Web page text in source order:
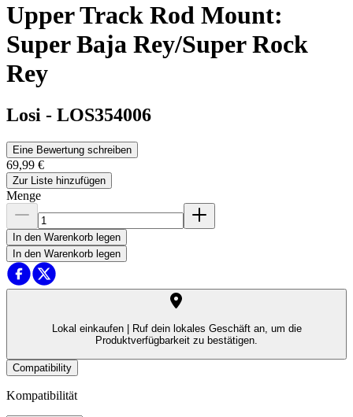
Upper Track Rod Mount:
Super Baja Rey/Super Rock
Rey
Losi - LOS354006
Eine Bewertung schreiben
69,99 €
Zur Liste hinzufügen
Menge
In den Warenkorb legen
In den Warenkorb legen
Lokal einkaufen |
Ruf dein lokales Geschäft an, um die
Produktverfügbarkeit zu bestätigen.
Compatibility
Kompatibilität